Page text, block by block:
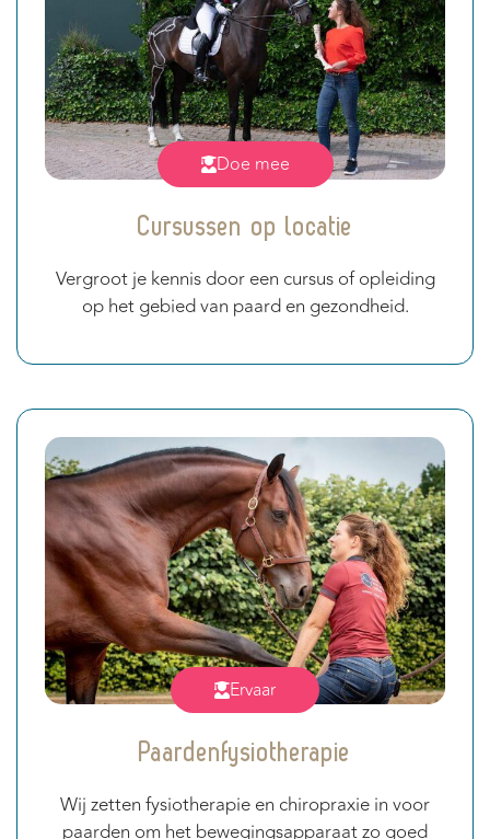
Doe mee
Cursussen op locatie
Vergroot je kennis door een cursus of opleiding
op het gebied van paard en gezondheid.
Ervaar
Paardenfysiotherapie
Wij zetten fysiotherapie en chiropraxie in voor
paarden om het bewegingsapparaat zo goed